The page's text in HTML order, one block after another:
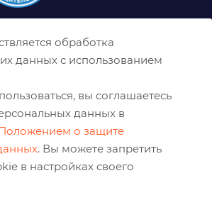
г. Белгород,
шоссе, 2а
обработка
данных с использованием
вы соглашаетесь
данных в
о защите
. Вы можете запретить
в настройках своего